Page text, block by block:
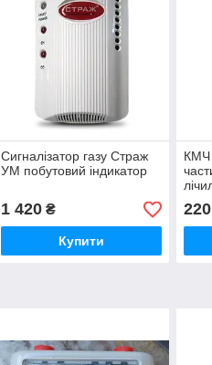
Сигналізатор газу Страж
УМ побутовий індикатор
1 420₴
Купити
КМЧ
220